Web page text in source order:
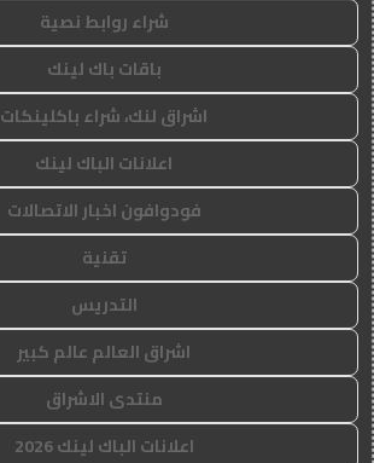
شراء روابط نصية
باقات باك لينك
اشراق لنك، شراء باكلينكات
اعلانات الباك لينك
فودوافون اخبار الاتصالات
تقنية
التدريس
اشراق العالم عالم كبير
منتدى الاشراق
اعلانات الباك لينك 2026